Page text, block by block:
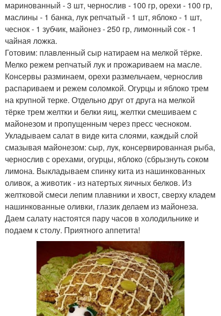
маринованный - 3 шт, чернослив - 100 гр, орехи - 100 гр,
маслины - 1 банка, лук репчатый - 1 шт, яблоко - 1 шт,
чеснок - 1 зубчик, майонез - 250 гр, лимонный сок - 1
чайная ложка.
Готовим: плавленный сыр натираем на мелкой тёрке.
Мелко режем репчатый лук и прожариваем на масле.
Консервы разминаем, орехи размельчаем, чернослив
распариваем и режем соломкой. Огурцы и яблоко трем
на крупной терке. Отдельно друг от друга на мелкой
тёрке трем желтки и белки яиц, желтки смешиваем с
майонезом и пропущенным через пресс чесноком.
Укладываем салат в виде кита слоями, каждый слой
смазывая майонезом: сыр, лук, консервированная рыба,
чернослив с орехами, огурцы, яблоко (сбрызнуть соком
лимона. Выкладываем спинку кита из нашинкованных
оливок, а животик - из натертых яичных белков. Из
желтковой смеси лепим плавники и хвост, сверху кладем
нашинкованные оливки, глазик делаем из майонеза.
Даем салату настоятся пару часов в холодильнике и
подаем к столу. Приятного аппетита!